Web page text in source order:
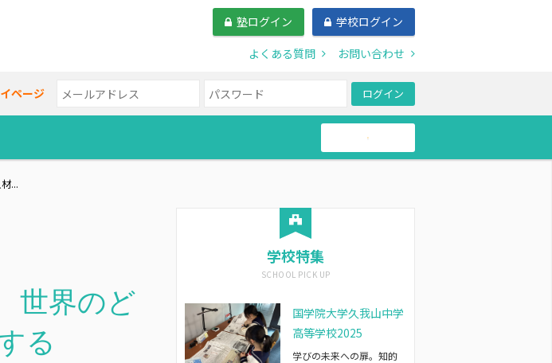
塾ログイン
学校ログイン
よくある質問
お問い合わせ
ページ ログイン
帰国生
...
世界のど
る
学校特集
国学院大学久我山中学
高等学校2025
学びの未来への扉。知的